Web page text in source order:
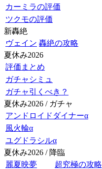
カーミラの評価
ツクモの評価
新轟絶
ヴェイン 轟絶の攻略
夏休み2026
評価まとめ
ガチャシミュ
ガチャ引くべき？
夏休み2026 / ガチャ
アンドロイドダイナーα
風火輪α
ユグドラシルα
夏休み2026 / 降臨
麗夏映夢
超究極の攻略